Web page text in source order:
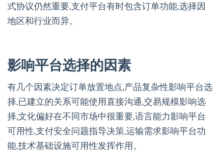
式协议仍然重要,支付平台有时包含订单功能,选择因
地区和行业而异。
影响平台选择的因素
有几个因素决定订单放置地点,产品复杂性影响平台选
择,已建立的关系可能使用直接沟通,交易规模影响选
择,文化偏好在不同市场中很重要,语言能力影响平台
可用性,支付安全问题指导决策,运输需求影响平台功
能,技术基础设施可用性发挥作用。